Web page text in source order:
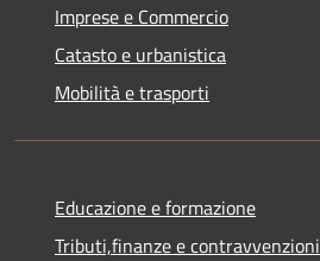
Imprese e Commercio
Catasto e urbanistica
Mobilità e trasporti
Educazione e formazione
Tributi,finanze e contravvenzioni